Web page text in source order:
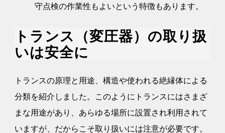
守点検の作業性もよいという特徴もあります。
トランス（変圧器）の取り扱
いは安全に
トランスの原理と用途、構造や使われる絶縁体による
分類を紹介しました。このようにトランスにはさまざ
まな用途があり、あらゆる場所に設置され利用されて
いますが、だからこそ取り扱いには注意が必要です。